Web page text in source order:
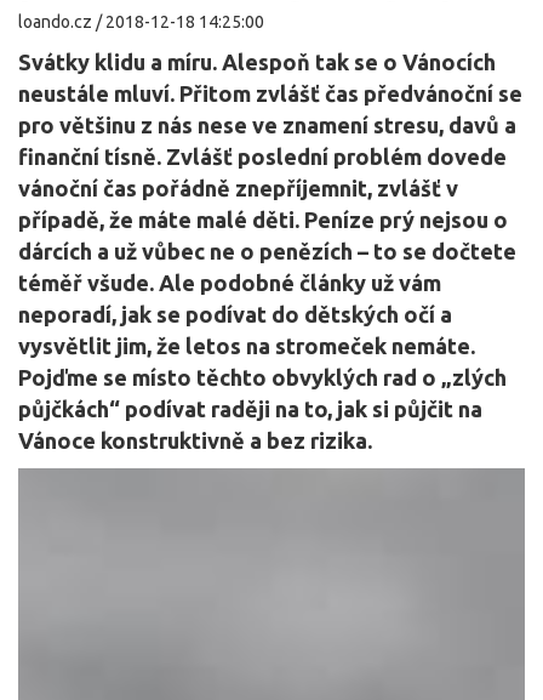
loando.cz /2018-12-18 14:25:00
Svátky klidu a míru. Alespoň tak se o Vánocích
neustále mluví. Přitom zvlášť čas předvánoční se
pro většinu z nás nese ve znamení stresu, davů a
finanční tísně. Zvlášť poslední problém dovede
vánoční čas pořádně znepříjemnit, zvlášť v
případě, že máte malé děti. Peníze prý nejsou o
dárcích a už vůbec ne o penězích – to se dočtete
téměř všude. Ale podobné články už vám
neporadí, jak se podívat do dětských očí a
vysvětlit jim, že letos na stromeček nemáte.
Pojďme se místo těchto obvyklých rad o „zlých
půjčkách“ podívat raději na to, jak si půjčit na
Vánoce konstruktivně a bez rizika.